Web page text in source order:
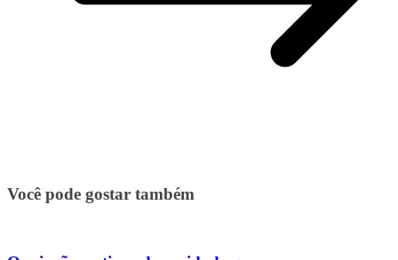
Você pode gostar também